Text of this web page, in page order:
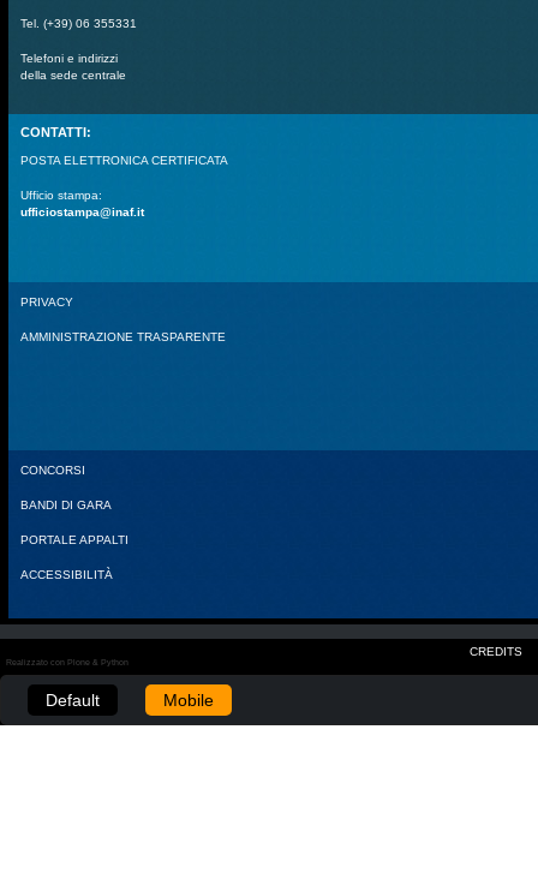
Tel. (+39) 06 355331
Telefoni e indirizzi
della sede centrale
CONTATTI:
POSTA ELETTRONICA CERTIFICATA
Ufficio stampa:
ufficiostampa@inaf.it
PRIVACY
AMMINISTRAZIONE TRASPARENTE
CONCORSI
BANDI DI GARA
PORTALE APPALTI
ACCESSIBILITÀ
CREDITS
Realizzato con Plone & Python
Default Mobile